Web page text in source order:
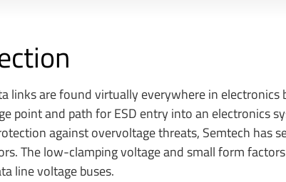
links are found virtually everywhere in electronics
point and path for ESD entry into an electronics
against overvoltage threats, Semtech has
The low-clamping voltage and small form
line voltage buses.